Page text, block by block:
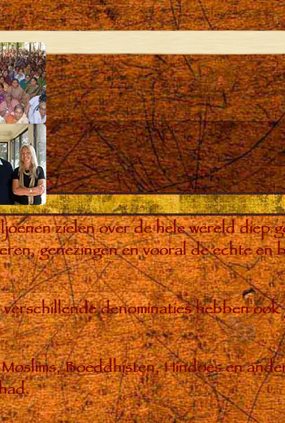
zielen over de hele wereld diep
genezingen en vooral de echte en
denominaties hebben
Boeddhisten, Hindoes en